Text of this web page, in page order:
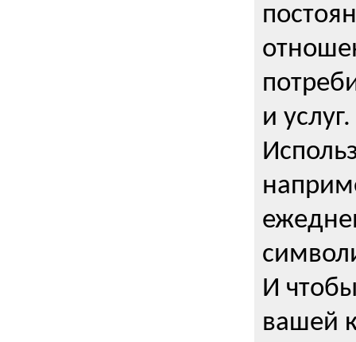
и услуг.
И
вашей